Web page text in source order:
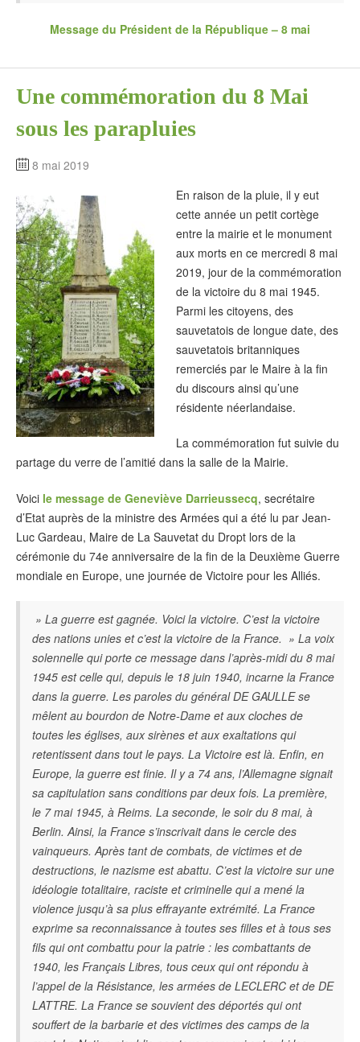
Message du Président de la République – 8 mai
Une commémoration du 8 Mai
sous les parapluies
8 mai 2019
En raison de la pluie, il y eut
cette année un petit cortège
entre la mairie et le monument
aux morts en ce mercredi 8 mai
2019, jour de la commémoration
de la victoire du 8 mai 1945.
Parmi les citoyens, des
sauvetatois de longue date, des
sauvetatois britanniques
remerciés par le Maire à la fin
du discours ainsi qu’une
résidente néerlandaise.
La commémoration fut suivie du
partage du verre de l’amitié dans la salle de la Mairie.
Voici le message de Geneviève Darrieussecq, secrétaire
d’Etat auprès de la ministre des Armées qui a été lu par Jean-
Luc Gardeau, Maire de La Sauvetat du Dropt lors de la
cérémonie du 74e anniversaire de la fin de la Deuxième Guerre
mondiale en Europe, une journée de Victoire pour les Alliés.
» La guerre est gagnée. Voici la victoire. C’est la victoire
des nations unies et c’est la victoire de la France. » La voix
solennelle qui porte ce message dans l’après-midi du 8 mai
1945 est celle qui, depuis le 18 juin 1940, incarne la France
dans la guerre. Les paroles du général DE GAULLE se
mêlent au bourdon de Notre-Dame et aux cloches de
toutes les églises, aux sirènes et aux exaltations qui
retentissent dans tout le pays. La Victoire est là. Enfin, en
Europe, la guerre est finie. Il y a 74 ans, l’Allemagne signait
sa capitulation sans conditions par deux fois. La première,
le 7 mai 1945, à Reims. La seconde, le soir du 8 mai, à
Berlin. Ainsi, la France s’inscrivait dans le cercle des
vainqueurs. Après tant de combats, de victimes et de
destructions, le nazisme est abattu. C’est la victoire sur une
idéologie totalitaire, raciste et criminelle qui a mené la
violence jusqu’à sa plus effrayante extrémité. La France
exprime sa reconnaissance à toutes ses filles et à tous ses
fils qui ont combattu pour la patrie : les combattants de
1940, les Français Libres, tous ceux qui ont répondu à
l’appel de la Résistance, les armées de LECLERC et de DE
LATTRE. La France se souvient des déportés qui ont
souffert de la barbarie et des victimes des camps de la